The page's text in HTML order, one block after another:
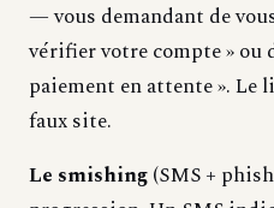
— vous demandant de
vérifier votre compte » ou
paiement en attente ».
faux site.
Le smishing(SMS +